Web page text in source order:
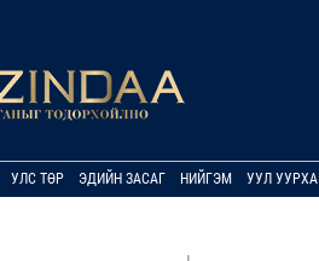
УЛС ТӨР ЭДИЙН ЗАСАГ НИЙГЭМ УУЛ